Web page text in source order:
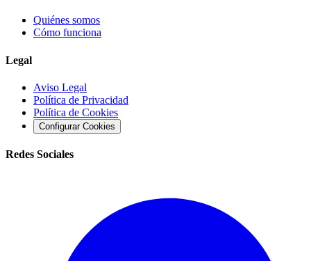
Quiénes somos
Cómo funciona
Legal
Aviso Legal
Política de Privacidad
Política de Cookies
Configurar Cookies
Redes Sociales